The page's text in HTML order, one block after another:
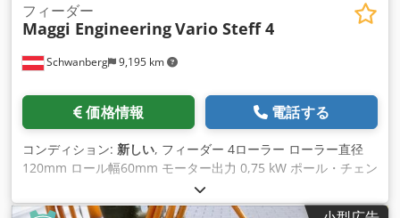
Schwanberg 9,195 km
フィーダー
Maggi EngineeringVario Steff 4
価格情報 電話する
コンディション: 新しい, フィーダー 4ローラー ローラー直径
120mm ロール幅60mm モーター出力 0,75 kW ポール・チェン
ジ・モーター 回転数 1,400rpm 送り速度 3 - 18 m/分、可変 約
37kg スタンドなし スタンド「Standard」または「Stand